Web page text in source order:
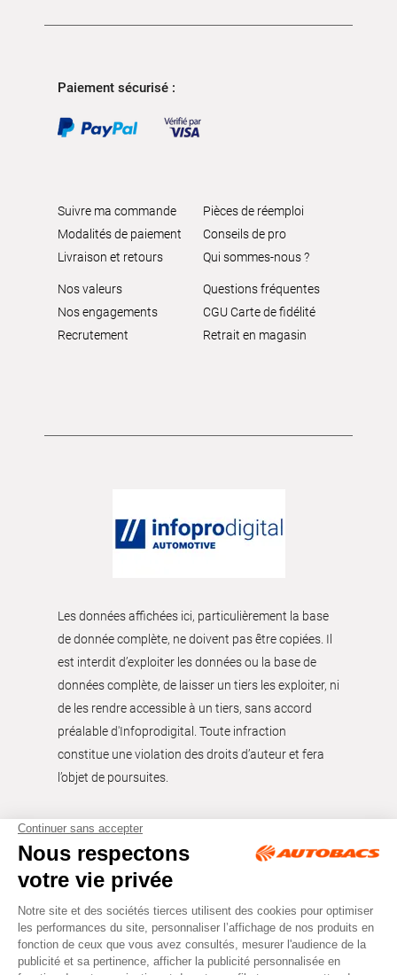
Paiement sécurisé :
Suivre ma commande
Modalités de paiement
Livraison et retours
Pièces de réemploi
Conseils de pro
Qui sommes-nous ?
Nos valeurs
Nos engagements
Recrutement
Questions fréquentes
CGU Carte de fidélité
Retrait en magasin
Les données affichées ici, particulièrement la base
de donnée complète, ne doivent pas être copiées. Il
est interdit d’exploiter les données ou la base de
données complète, de laisser un tiers les exploiter, ni
de les rendre accessible à un tiers, sans accord
préalable d'Infoprodigital. Toute infraction
constitue une violation des droits d’auteur et fera
l’objet de poursuites.
Tous droits réservés © Autobacs